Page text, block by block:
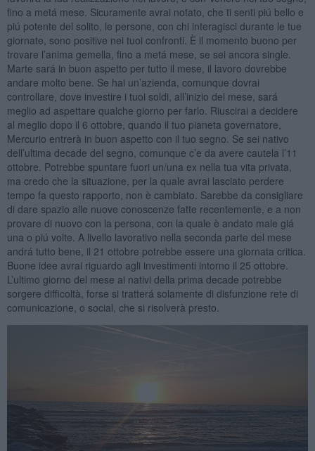
fino a metá mese. Sicuramente avrai notato, che ti senti piú bello e
piú potente del solito, le persone, con chi interagisci durante le tue
giornate, sono positive nei tuoi confronti. È il momento buono per
trovare l’anima gemella, fino a metá mese, se sei ancora single.
Marte sará in buon aspetto per tutto il mese, il lavoro dovrebbe
andare molto bene. Se hai un’azienda, comunque dovrai
controllare, dove investire i tuoi soldi, all’inizio del mese, sará
meglio ad aspettare qualche giorno per farlo. Riuscirai a decidere
al meglio dopo il 6 ottobre, quando il tuo pianeta governatore,
Mercurio entrerà in buon aspetto con il tuo segno. Se sei nativo
dell’ultima decade del segno, comunque c’e da avere cautela l’11
ottobre. Potrebbe spuntare fuori un/una ex nella tua vita privata,
ma credo che la situazione, per la quale avrai lasciato perdere
tempo fa questo rapporto, non è cambiato. Sarebbe da consigliare
di dare spazio alle nuove conoscenze fatte recentemente, e a non
provare di nuovo con la persona, con la quale è andato male giá
una o piú volte. A livello lavorativo nella seconda parte del mese
andrá tutto bene, il 21 ottobre potrebbe essere una giornata critica.
Buone idee avrai riguardo agli investimenti intorno il 25 ottobre.
L’ultimo giorno del mese ai nativi della prima decade potrebbe
sorgere difficoltà, forse si tratterá solamente di disfunzione rete di
comunicazione, o social, che si risolverà presto.